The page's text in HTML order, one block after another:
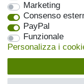
Marketing
Consenso
PayPal
Funzionale
Personalizza i